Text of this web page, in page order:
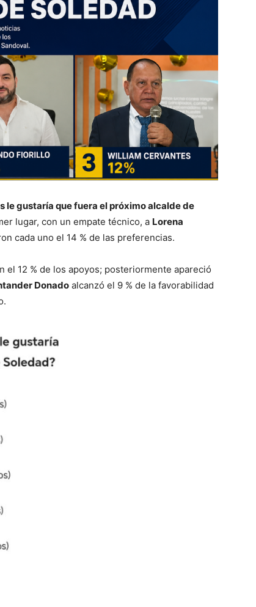
le gustaría que fuera el próximo alcalde de
lugar, con un empate técnico, a Lorena
cada uno el 14 % de las preferencias.
el 12 % de los apoyos; posteriormente apareció
Donado alcanzó el 9 % de la favorabilidad